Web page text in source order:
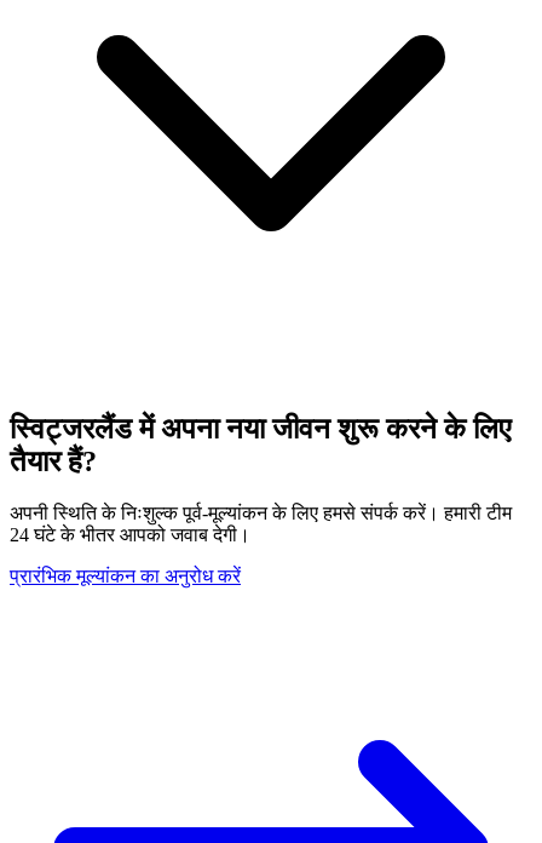
स्विट्जरलैंड में अपना नया जीवन शुरू करने के लिए
तैयार हैं?
अपनी स्थिति के निःशुल्क पूर्व-मूल्यांकन के लिए हमसे संपर्क करें। हमारी टीम
24 घंटे के भीतर आपको जवाब देगी।
प्रारंभिक मूल्यांकन का अनुरोध करें